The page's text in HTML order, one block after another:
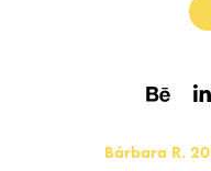
Bárbara R.